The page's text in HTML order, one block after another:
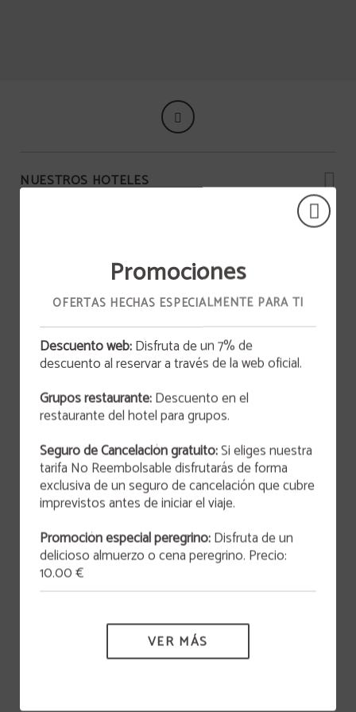
NUESTROS HOTELES
HOTEL VÍA SEVILLA CÁDIZ ALOJAMIENTO Y RESTAURANTE
Seguro de cancelación
Protección de datos
Política de cookies
Promociones
OFERTAS HECHAS ESPECIALMENTE PARA TI
Descuento web:Disfruta de un 7% de
descuento al reservar a través de la web oficial.
Grupos restaurante:Descuento en el
restaurante del hotel para grupos.
Seguro de Cancelación gratuito:Si eliges nuestra
tarifa No Reembolsable disfrutarás de forma
exclusiva de un seguro de cancelación que cubre
imprevistos antes de iniciar el viaje.
Promoción especial peregrino:Disfruta de un
delicioso almuerzo o cena peregrino. Precio:
10.00 €
VER MÁS
San Valentín 2026
vivir una experiencia inolvidable que combina arte
y gastronomía en un ambiente lleno de
originalidad y encanto.
MÁS INFORMACIÓN